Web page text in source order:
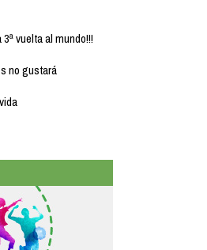
vuelta al mundo!!!
no gustará